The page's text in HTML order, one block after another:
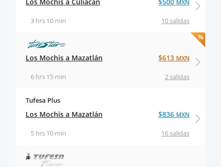
10 salidas
3 hrs 10 min
MXN
Los Mochis a Mazatlán
2 salidas
6 hrs 15 min
$613 MXN
Tufesa Plus
Los Mochis a Mazatlán
16 salidas
5 hrs 10 min
$836 MXN